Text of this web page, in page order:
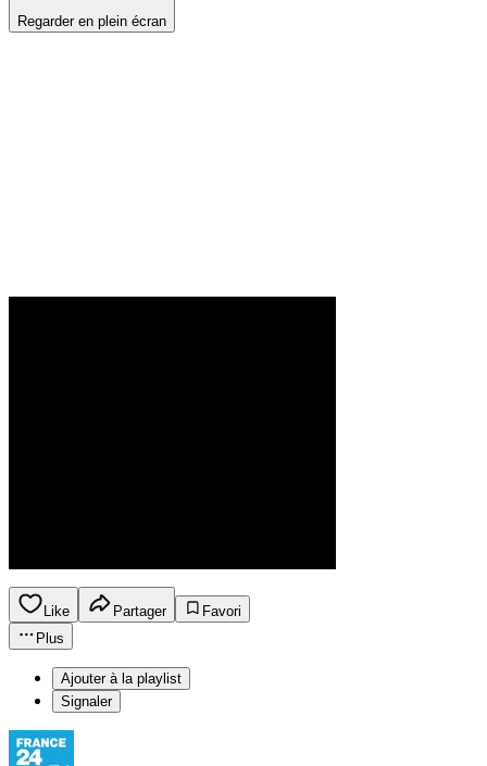
Regarder en plein écran
Like Partager
Favori
Plus
Ajouter à la playlist
Signaler